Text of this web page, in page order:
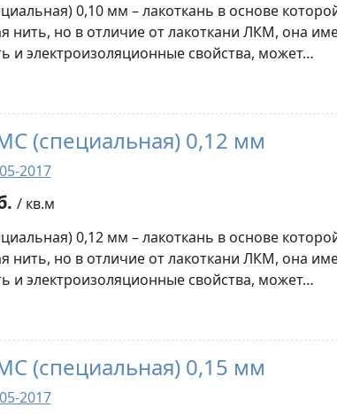
0,10 мм – лакоткань в основе
нить, но в отличие от лакоткани ЛКМ, она
и электроизоляционные свойства, может…
(специальная) 0,12 мм
2017
/ кв.м
0,12 мм – лакоткань в основе
нить, но в отличие от лакоткани ЛКМ, она
и электроизоляционные свойства, может…
(специальная) 0,15 мм
2017